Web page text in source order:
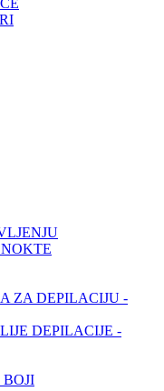
ZA DEPILACIJU -
DEPILACIJE -